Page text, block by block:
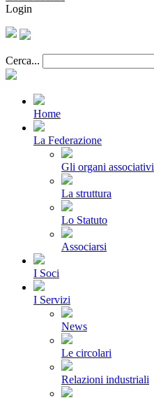
Login
Cerca...
Home
La Federazione
Gli organi associativi
La struttura
Lo Statuto
Associarsi
I Soci
I Servizi
News
Le circolari
Relazioni industriali